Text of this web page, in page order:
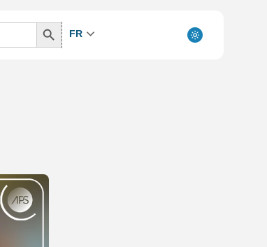
Search
Button
FR